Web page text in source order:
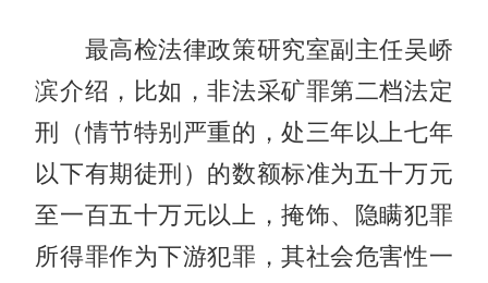
最高检法律政策研究室副主任吴峤
滨介绍，比如，非法采矿罪第二档法定
刑（情节特别严重的，处三年以上七年
以下有期徒刑）的数额标准为五十万元
至一百五十万元以上，掩饰、隐瞒犯罪
所得罪作为下游犯罪，其社会危害性一